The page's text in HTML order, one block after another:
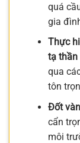
quá
gia
Thực
tạ thần
qua
tôn
Đốt
cẩn
môi